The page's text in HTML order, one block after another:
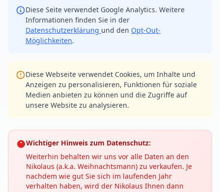
Diese Seite verwendet Google Analytics. Weitere
Informationen finden Sie in der
Datenschutzerklärung und den Opt-Out-
Möglichkeiten.
Diese Webseite verwendet Cookies, um Inhalte und
Anzeigen zu personalisieren, Funktionen für soziale
Medien anbieten zu können und die Zugriffe auf
unsere Website zu analysieren.
Wichtiger Hinweis zum Datenschutz:
Weiterhin behalten wir uns vor alle Daten an den
Nikolaus (a.k.a. Weihnachtsmann) zu verkaufen. Je
nachdem wie gut Sie sich im laufenden Jahr
verhalten haben, wird der Nikolaus Ihnen dann